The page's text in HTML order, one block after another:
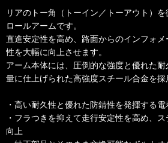
リアのトー角（トーイン／トーアウト）
ロールアームです。
直進安定性を高め、路面からのインフォ
性を大幅に向上させます。
アーム本体には、圧倒的な強度と優れた
量に仕上げられた高強度スチール合金を採
・高い耐久性と優れた防錆性を発揮する
・フラつきを抑えて走行安定性を高め、
向上